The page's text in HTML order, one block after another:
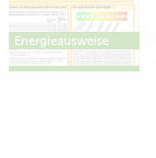
Energieausweise